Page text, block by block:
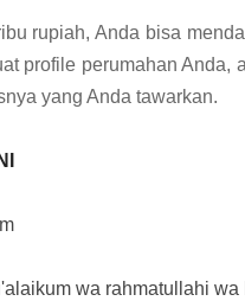
rupiah, Anda bisa
profile perumahan Anda,
yang Anda tawarkan.
wa rahmatullahi wa